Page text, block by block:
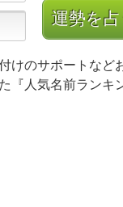
けのサポートなど
『人気名前ランキ